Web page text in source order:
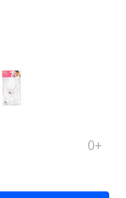
0+